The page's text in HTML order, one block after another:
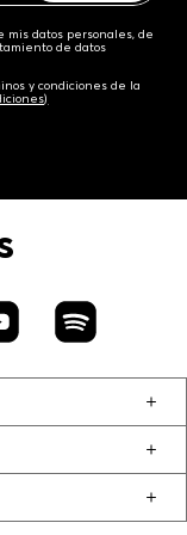
mis datos personales, de
de datos
y condiciones de la